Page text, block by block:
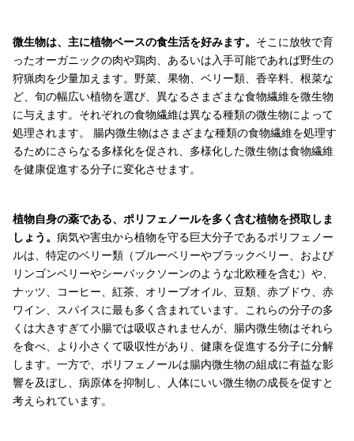
微生物は、主に植物ベースの食生活を好みます。 そこに放牧で育
ったオーガニックの肉や鶏肉、あるいは入手可能であれば野生の
狩猟肉を少量加えます。野菜、果物、ベリー類、香辛料、根菜な
ど、旬の幅広い植物を選び、異なるさまざまな食物繊維を微生物
に与えます。それぞれの食物繊維は異なる種類の微生物によって
処理されます。 腸内微生物はさまざまな種類の食物繊維を処理す
るためにさらなる多様化を促され、多様化した微生物は食物繊維
を健康促進する分子に変化させます。
植物自身の薬である、ポリフェノールを多く含む植物を摂取しま
しょう。 病気や害虫から植物を守る巨大分子であるポリフェノー
ルは、特定のベリー類（ブルーベリーやブラックベリー、および
リンゴンベリーやシーバックソーンのような北欧種を含む）や、
ナッツ、コーヒー、紅茶、オリーブオイル、豆類、赤ブドウ、赤
ワイン、スパイスに最も多く含まれています。これらの分子の多
くは大きすぎて小腸では吸収されませんが、腸内微生物はそれら
を食べ、より小さくて吸収性があり、健康を促進する分子に分解
します。一方で、ポリフェノールは腸内微生物の組成に有益な影
響を及ぼし、病原体を抑制し、人体にいい微生物の成長を促すと
考えられています。